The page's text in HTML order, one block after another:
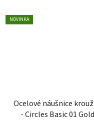
NOVINKA
Ocelové náušnice
- Circles Basic 01 Gold